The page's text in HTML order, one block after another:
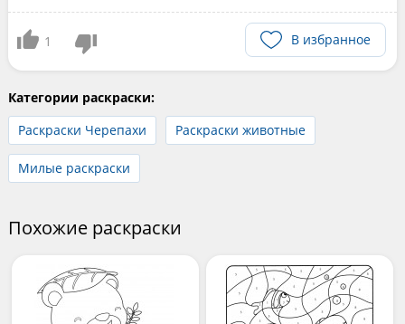
1 В избранное
Категории раскраски:
Раскраски Черепахи
Раскраски животные
Милые раскраски
Похожие раскраски